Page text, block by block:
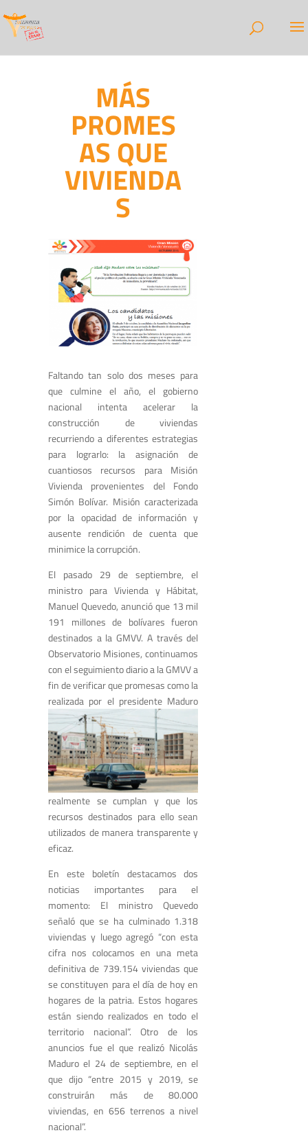
MÁS
PROMES
AS QUE
VIVIENDA
S
Faltando tan solo dos meses para
que culmine el año, el gobierno
nacional intenta acelerar la
construcción de viviendas
recurriendo a diferentes estrategias
para lograrlo: la asignación de
cuantiosos recursos para Misión
Vivienda provenientes del Fondo
Simón Bolívar. Misión caracterizada
por la opacidad de información y
ausente rendición de cuenta que
minimice la corrupción.
El pasado 29 de septiembre, el
ministro para Vivienda y Hábitat,
Manuel Quevedo, anunció que 13 mil
191 millones de bolívares fueron
destinados a la GMVV. A través del
Observatorio Misiones, continuamos
con el seguimiento diario a la GMVV a
fin de verificar que promesas como la
realizada por el presidente Maduro
realmente se cumplan y que los
recursos destinados para ello sean
utilizados de manera transparente y
eficaz.
En este boletín destacamos dos
noticias importantes para el
momento: El ministro Quevedo
señaló que se ha culminado 1.318
viviendas y luego agregó “con esta
cifra nos colocamos en una meta
definitiva de 739.154 viviendas que
se constituyen para el día de hoy en
hogares de la patria. Estos hogares
están siendo realizados en todo el
territorio nacional”. Otro de los
anuncios fue el que realizó Nicolás
Maduro el 24 de septiembre, en el
que dijo “entre 2015 y 2019, se
construirán más de 80.000
viviendas, en 656 terrenos a nivel
nacional”.